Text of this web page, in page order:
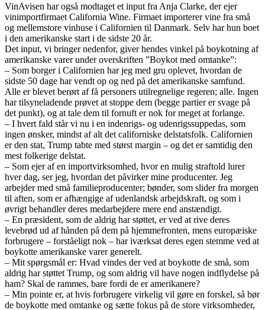
VinAvisen har også modtaget et input fra Anja Clarke, der ejer
vinimportfirmaet California Wine. Firmaet importerer vine fra små
og mellemstore vinhuse i Californien til Danmark. Selv har hun boet
i den amerikanske start i de sidste 20 år.
Det input, vi bringer nedenfor, giver hendes vinkel på boykotning af
amerikanske varer under overskriften ”Boykot med omtanke”:
– Som borger i Californien har jeg med gru oplevet, hvordan de
sidste 50 dage har vendt op og ned på det amerikanske samfund.
Alle er blevet berørt af få personers utilregnelige regeren; alle. Ingen
har tilsyneladende prøvet at stoppe dem (begge partier er svage på
det punkt), og at tale dem til fornuft er nok for meget at forlange.
– I hvert fald står vi nu i en indenrigs- og udenrigssuppedas, som
ingen ønsker, mindst af alt det californiske delstatsfolk. Californien
er den stat, Trump tabte med størst margin – og det er samtidig den
mest folkerige delstat.
– Som ejer af en importvirksomhed, hvor en mulig straftold lurer
hver dag, ser jeg, hvordan det påvirker mine producenter. Jeg
arbejder med små familieproducenter; bønder, som slider fra morgen
til aften, som er afhængige af udenlandsk arbejdskraft, og som i
øvrigt behandler deres medarbejdere mere end anstændigt.
– En præsident, som de aldrig har støttet, er ved at rive deres
levebrød ud af hånden på dem på hjemmefronten, mens europæiske
forbrugere – forståeligt nok – har iværksat deres egen stemme ved at
boykotte amerikanske varer generelt.
– Mit spørgsmål er: Hvad vindes der ved at boykotte de små, som
aldrig har støttet Trump, og som aldrig vil have nogen indflydelse på
ham? Skal de rammes, bare fordi de er amerikanere?
– Min pointe er, at hvis forbrugere virkelig vil gøre en forskel, så bør
de boykotte med omtanke og sætte fokus på de store virksomheder,